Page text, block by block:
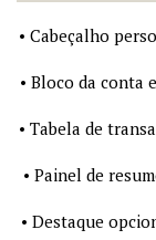
• Cabeçalho
• Bloco da conta
• Tabela de
• Painel de
• Destaque